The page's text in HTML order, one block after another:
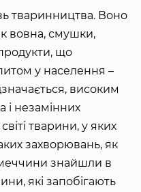
тваринництва. Воно
вовна, смушки,
що
у населення –
високим
і незамінних
тварини, у яких
захворювань, як
знайшли в
які запобігають